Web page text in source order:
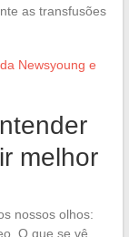
as transfusões
Newsyoung e
melhor
nossos olhos:
O que se vê,